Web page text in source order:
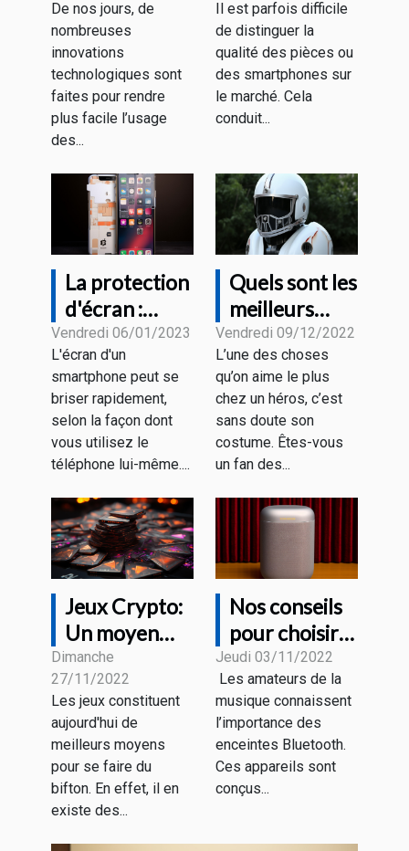
tablette
design ?
De nos jours, de
nombreuses
innovations
technologiques sont
faites pour rendre
plus facile l’usage
des...
smartphones
de qualité ?
Il est parfois difficile
de distinguer la
qualité des pièces ou
des smartphones sur
le marché. Cela
conduit...
La protection
d'écran :
vaut-elle la
peine d'être
achetée ?
Vendredi 06/01/2023
L'écran d'un
smartphone peut se
briser rapidement,
selon la façon dont
vous utilisez le
téléphone lui-même....
Quels sont les
meilleurs
casques Iron
Man ?
Vendredi 09/12/2022
L’une des choses
qu’on aime le plus
chez un héros, c’est
sans doute son
costume. Êtes-vous
un fan des...
Jeux Crypto:
Un moyen
pour se faire
de l'argent.
Dimanche
27/11/2022
Les jeux constituent
aujourd'hui de
meilleurs moyens
pour se faire du
bifton. En effet, il en
existe des...
Nos conseils
pour choisir
une bonne
enceinte
Bluetooth
Jeudi 03/11/2022
Les amateurs de la
musique connaissent
l’importance des
enceintes Bluetooth.
Ces appareils sont
conçus...